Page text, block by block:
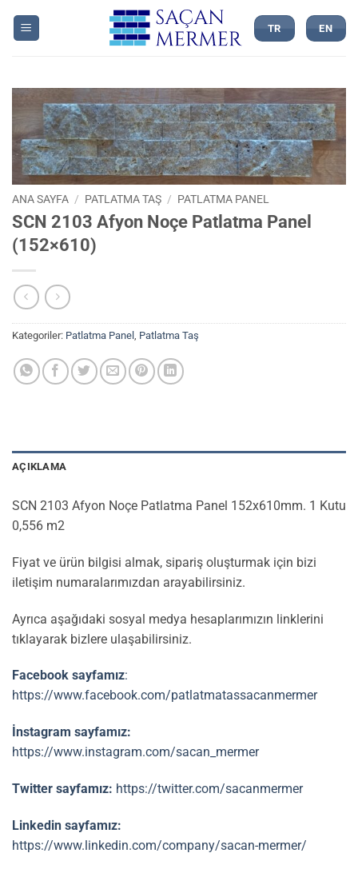
TR EN
ANA SAYFA / PATLATMA TAŞ / PATLATMA PANEL
SCN 2103 Afyon Noçe Patlatma Panel
(152×610)
Kategoriler: Patlatma Panel Patlatma Taş
AÇIKLAMA
SCN 2103 Afyon Noçe Patlatma Panel 152x610mm. 1 Kutu
0,556 m2
Fiyat ve ürün bilgisi almak, sipariş oluşturmak için bizi
iletişim numaralarımızdan arayabilirsiniz.
Ayrıca aşağıdaki sosyal medya hesaplarımızın linklerini
tıklayarak bizlere ulaşabilirsiniz.
Facebook sayfamız:
https://www.facebook.com/patlatmatassacanmermer
İnstagram sayfamız:
https://www.instagram.com/sacan_mermer
Twitter sayfamız: https://twitter.com/sacanmermer
Linkedin sayfamız:
https://www.linkedin.com/company/sacan-mermer/